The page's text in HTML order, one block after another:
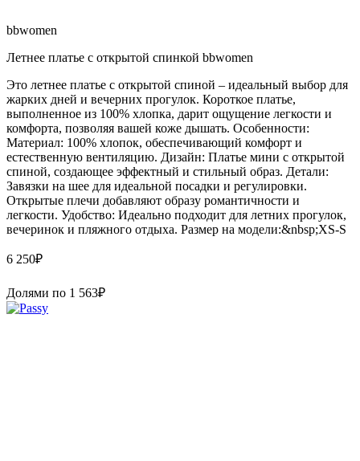
bbwomen
Летнее платье с открытой спинкой bbwomen
Это летнее платье с открытой спиной – идеальный выбор для
жарких дней и вечерних прогулок. Короткое платье,
выполненное из 100% хлопка, дарит ощущение легкости и
комфорта, позволяя вашей коже дышать. Особенности:
Материал: 100% хлопок, обеспечивающий комфорт и
естественную вентиляцию. Дизайн: Платье мини с открытой
спиной, создающее эффектный и стильный образ. Детали:
Завязки на шее для идеальной посадки и регулировки.
Открытые плечи добавляют образу романтичности и
легкости. Удобство: Идеально подходит для летних прогулок,
вечеринок и пляжного отдыха. Размер на модели:&nbsp;XS-S
6 250₽
Долями по 1 563₽